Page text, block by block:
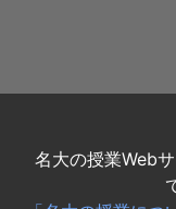
名大の授業Web